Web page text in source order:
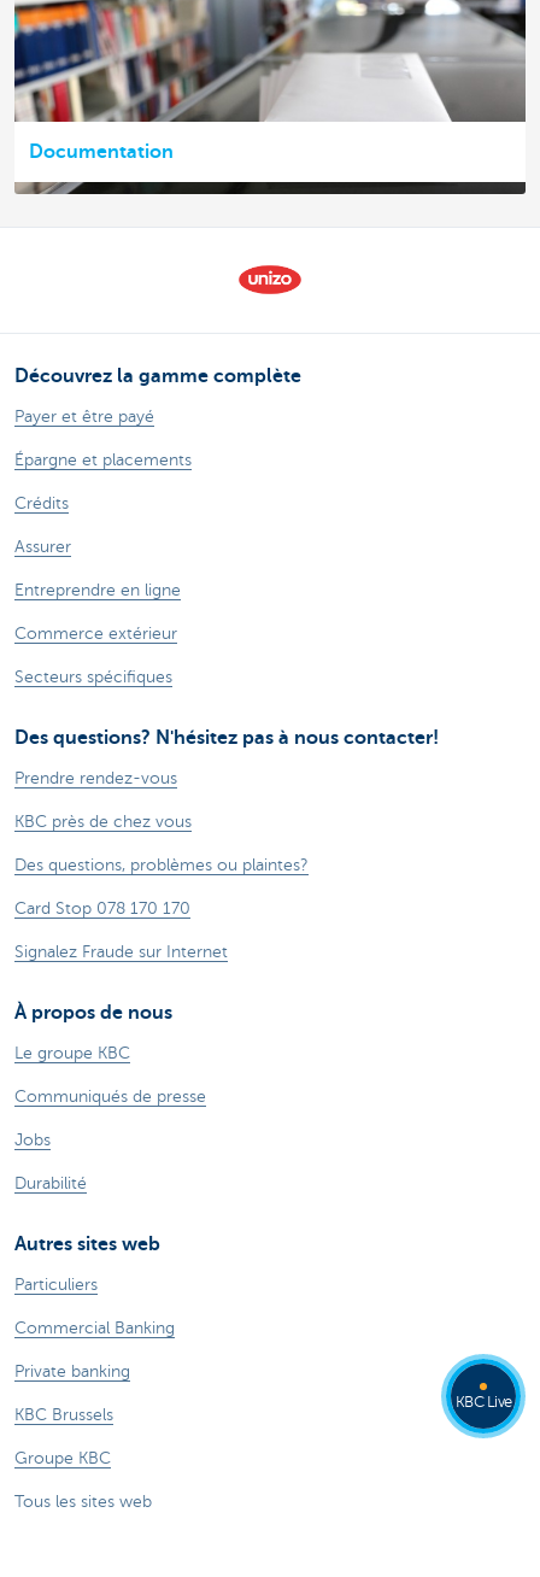
Documentation
Découvrez la gamme complète
Payer et être payé
Épargne et placements
Crédits
Assurer
Entreprendre en ligne
Commerce extérieur
Secteurs spécifiques
Des questions? N'hésitez pas à nous contacter!
Prendre rendez-vous
KBC près de chez vous
Des questions, problèmes ou plaintes?
Card Stop 078 170 170
Signalez Fraude sur Internet
À propos de nous
Le groupe KBC
Communiqués de presse
Jobs
Durabilité
Autres sites web
Particuliers
Commercial Banking
Private banking
KBC Brussels
Groupe KBC
Tous les sites web
KBC Live